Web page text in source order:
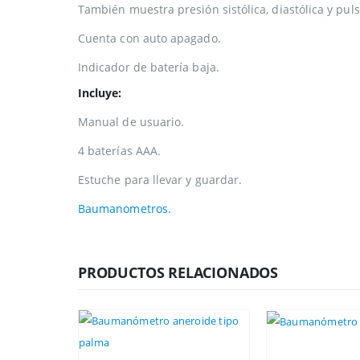
También muestra presión sistólica, diastólica y
Cuenta con auto apagado.
Indicador de batería baja.
Incluye:
Manual de usuario.
4 baterías AAA.
Estuche para llevar y guardar.
Baumanometros.
PRODUCTOS RELACIONADOS